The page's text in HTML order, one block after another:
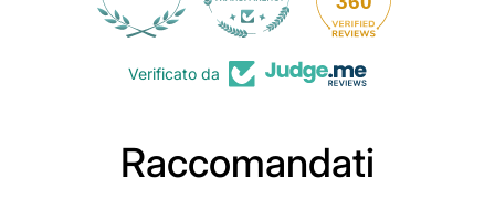
Verificato da
Raccomandati